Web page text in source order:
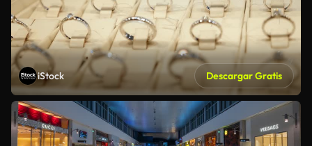
iStock Descargar Gratis